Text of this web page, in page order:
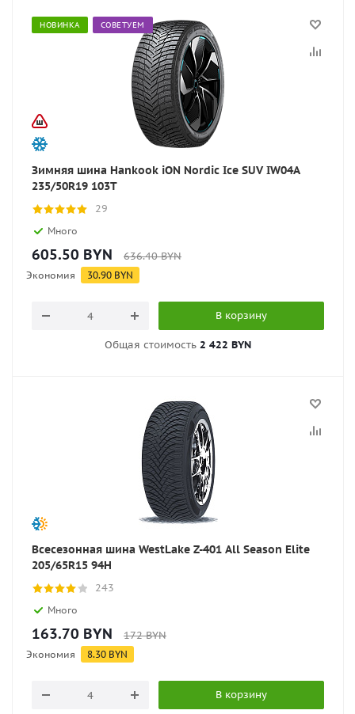
НОВИНКА СОВЕТУЕМ
Зимняя шина Hankook iON Nordic Ice SUV IW04A
235/50R19 103T
29
Много
605.50 BYN 636.40BYN
Экономия 30.90 BYN
В корзину
Общая стоимость 2 422 BYN
Всесезонная шина WestLake Z-401 All Season Elite
205/65R15 94H
243
Много
163.70 BYN 172BYN
Экономия 8.30 BYN
В корзину